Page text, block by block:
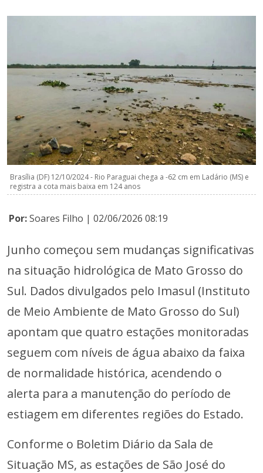
Brasília (DF) 12/10/2024 - Rio Paraguai chega a -62 cm em Ladário (MS) e
registra a cota mais baixa em 124 anos
Por:Soares Filho | 02/06/2026 08:19
Junho começou sem mudanças significativas
na situação hidrológica de Mato Grosso do
Sul. Dados divulgados pelo Imasul (Instituto
de Meio Ambiente de Mato Grosso do Sul)
apontam que quatro estações monitoradas
seguem com níveis de água abaixo da faixa
de normalidade histórica, acendendo o
alerta para a manutenção do período de
estiagem em diferentes regiões do Estado.
Conforme o Boletim Diário da Sala de
Situação MS, as estações de São José do